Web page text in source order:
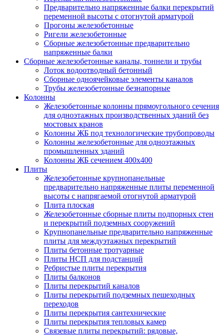
Предварительно напряженные балки перекрытий
переменной высоты с отогнутой арматурой
Прогоны железобетонные
Ригели железобетонные
Сборные железобетонные предварительно
напряженные балки
Сборные железобетонные каналы, тоннели и трубы
Лоток водоотводный бетонный
Сборные одноячейковые элементы каналов
Трубы железобетонные безнапорные
Колонны
Железобетонные колонны прямоугольного сечения
для одноэтажных производственных зданий без
мостовых кранов
Колонны ЖБ под технологические трубопроводы
Колонны железобетонные для одноэтажных
промышленных зданий
Колонны ЖБ сечением 400х400
Плиты
Железобетонные крупнопанельные
предварительно напряженные плиты переменной
высоты с напрягаемой отогнутой арматурой
Плита плоская
Железобетонные сборные плиты подпорных стен
и перекрытий подземных сооружений
Крупнопанельные предварительно напряженные
плиты для междуэтажных перекрытий
Плиты бетонные тротуарные
Плиты НСП для подстанций
Ребристые плиты перекрытия
Плиты балконов
Плиты перекрытий каналов
Плиты перекрытий подземных пешеходных
переходов
Плиты перекрытия сантехнические
Плиты перекрытия тепловых камер
Связевые плиты перекрытий: рядовые,